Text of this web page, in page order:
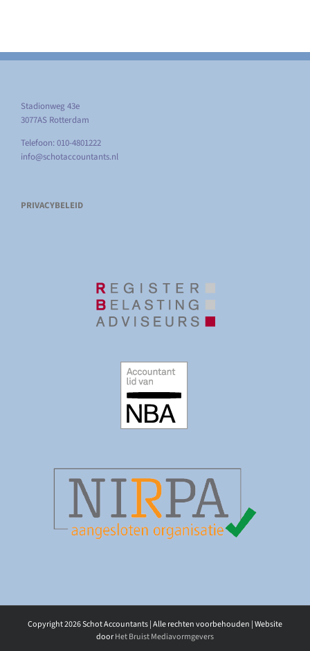
Stadionweg 43e
3077AS Rotterdam
Telefoon: 010-4801222
info@schotaccountants.nl
PRIVACYBELEID
Copyright2026 Schot Accountants | Alle rechten voorbehouden | Website
doorHet Bruist Mediavormgevers